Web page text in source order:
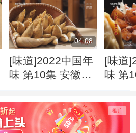
04:08
[味道]2022中国年
味 第10集 安徽歙
处理冬笋的秘籍
[味道
味 第
新意